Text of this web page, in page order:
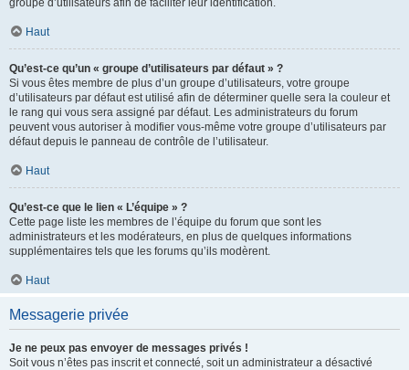
groupe d’utilisateurs afin de faciliter leur identification.
Haut
Qu’est-ce qu’un « groupe d’utilisateurs par défaut » ?
Si vous êtes membre de plus d’un groupe d’utilisateurs, votre groupe
d’utilisateurs par défaut est utilisé afin de déterminer quelle sera la couleur et
le rang qui vous sera assigné par défaut. Les administrateurs du forum
peuvent vous autoriser à modifier vous-même votre groupe d’utilisateurs par
défaut depuis le panneau de contrôle de l’utilisateur.
Haut
Qu’est-ce que le lien « L’équipe » ?
Cette page liste les membres de l’équipe du forum que sont les
administrateurs et les modérateurs, en plus de quelques informations
supplémentaires tels que les forums qu’ils modèrent.
Haut
Messagerie privée
Je ne peux pas envoyer de messages privés !
Soit vous n’êtes pas inscrit et connecté, soit un administrateur a désactivé